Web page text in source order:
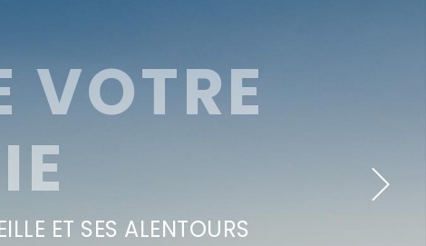
VOTRE
ET SES ALENTOURS